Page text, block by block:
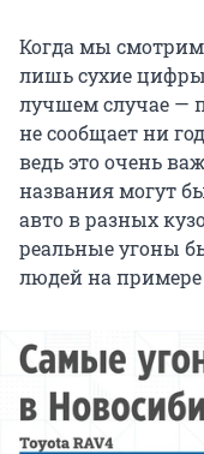
Когда мы
лишь сухие
лучшем случае —
не сообщает ни
ведь это очень
названия могут
авто в разных
реальные угоны
людей на примере